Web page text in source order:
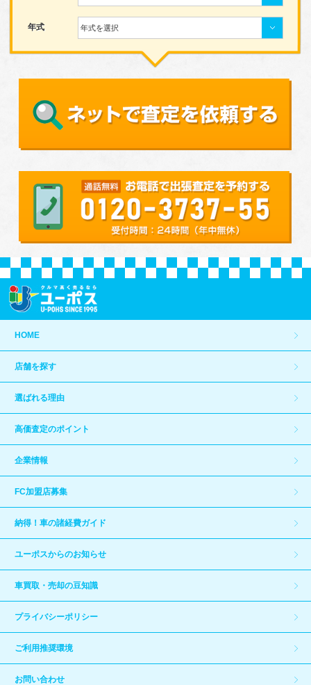
年式 年式を選択
HOME
店舗を探す
選ばれる理由
高価査定のポイント
企業情報
FC加盟店募集
納得！車の諸経費ガイド
ユーポスからのお知らせ
車買取・売却の豆知識
プライバシーポリシー
ご利用推奨環境
お問い合わせ